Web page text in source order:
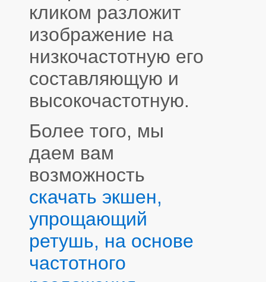
кликом разложит
изображение на
низкочастотную его
составляющую и
высокочастотную.
Более того, мы
даем вам
возможность
скачать экшен,
упрощающий
ретушь, на основе
частотного